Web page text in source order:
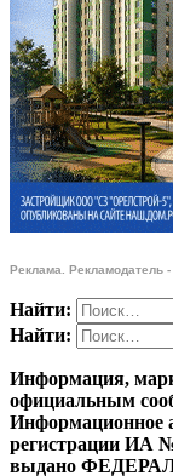
Реклама. Рекламодатель
Найти:
Найти:
Информация,
официальным
Информационное
регистрации ИА
выдано